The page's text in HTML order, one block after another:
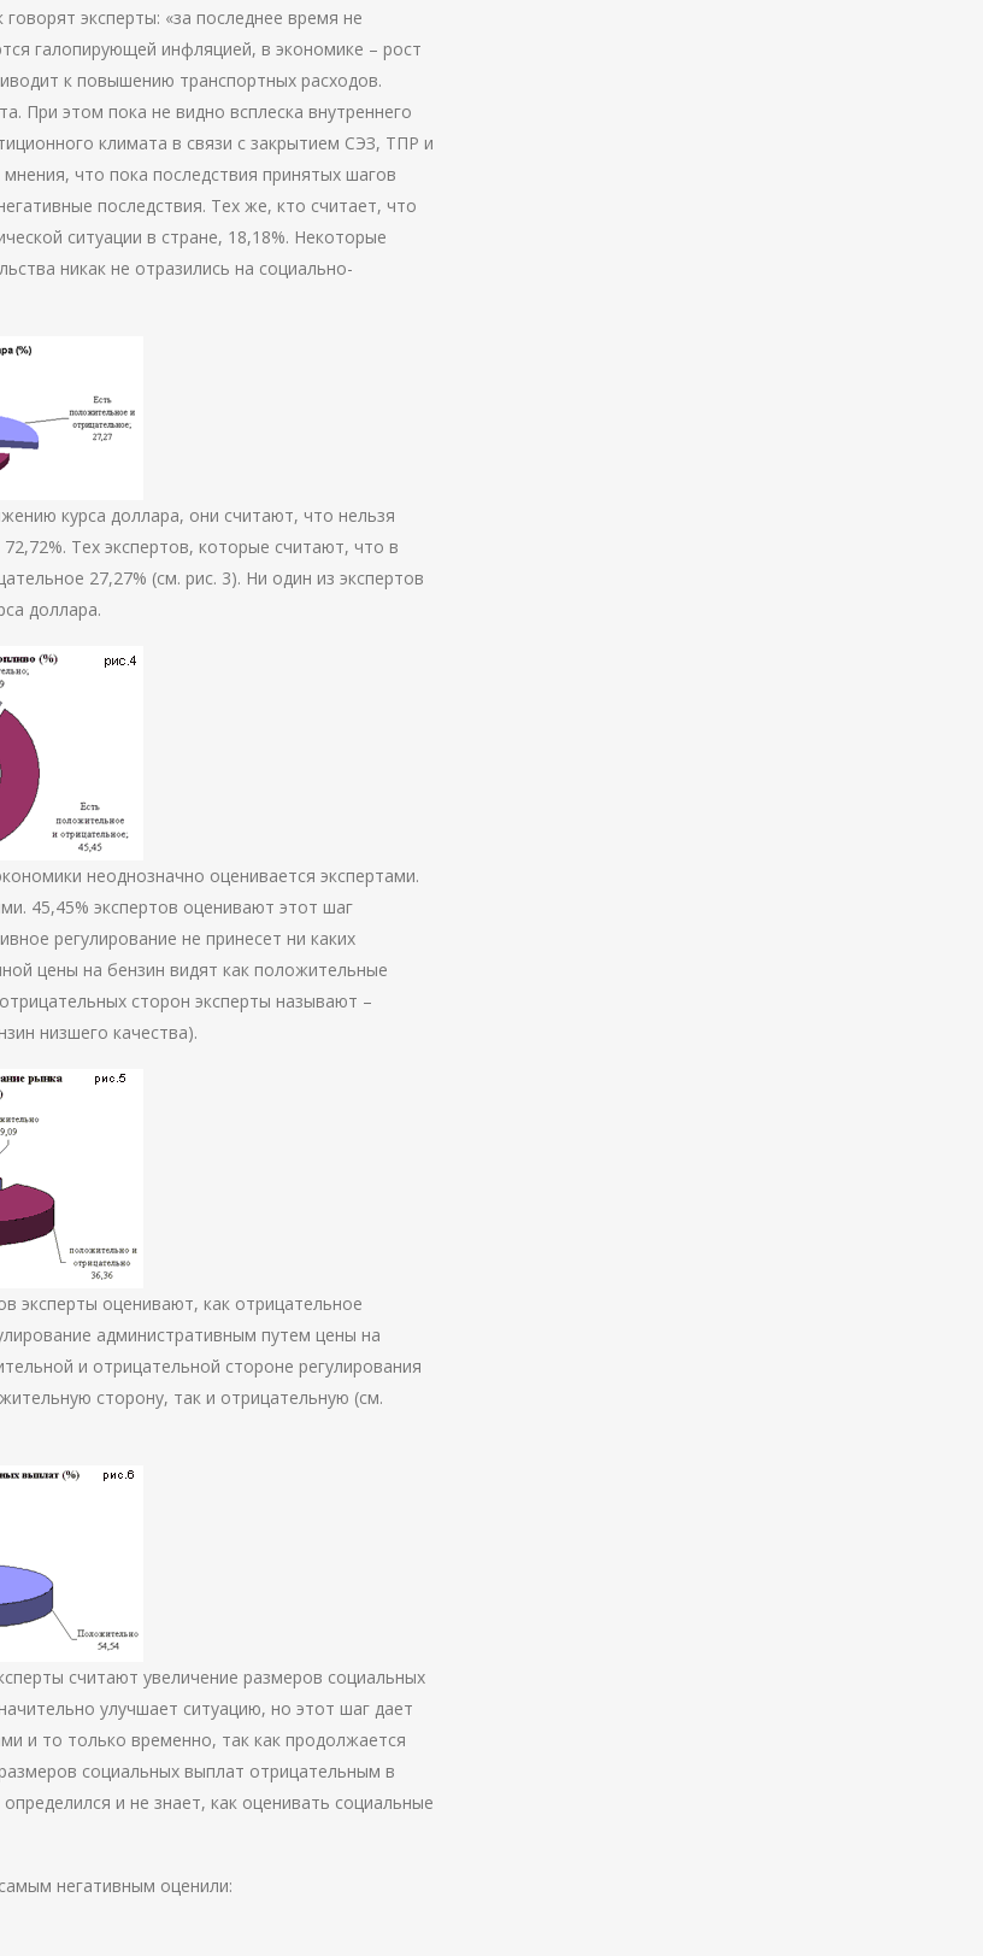
эксперты: «за последнее время не
галопирующей инфляцией, в экономике – рост
к повышению транспортных расходов.
При этом пока не видно всплеска внутреннего
климата в связи с закрытием СЭЗ, ТПР и
что пока последствия принятых шагов
последствия. Тех же, кто считает, что
ситуации в стране, 18,18%. Некоторые
никак не отразились на социально-
курса доллара, они считают, что нельзя
Тех экспертов, которые считают, что в
27,27% (см. рис. 3). Ни один из экспертов
доллара.
неоднозначно оценивается экспертами.
45,45% экспертов оценивают этот шаг
регулирование не принесет ни каких
цены на бензин видят как положительные
сторон эксперты называют –
низшего качества).
эксперты оценивают, как отрицательное
административным путем цены на
и отрицательной стороне регулирования
сторону, так и отрицательную (см.
считают увеличение размеров социальных
улучшает ситуацию, но этот шаг дает
и то только временно, так как продолжается
социальных выплат отрицательным в
и не знает, как оценивать социальные
негативным оценили: